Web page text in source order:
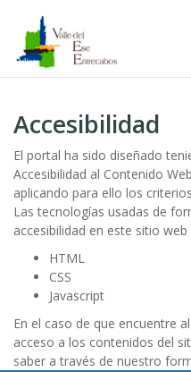
contenido
principal
Accesibilidad
El portal ha sido diseñado
Accesibilidad al Contenido
aplicando para ello los
Las tecnologías usadas de
accesibilidad en este sitio web
HTML
CSS
Javascript
En el caso de que encuentre
acceso a los contenidos del
saber a través de nuestro